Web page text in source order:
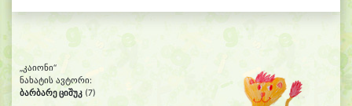
„კაიონი“
ნახატის ავტორი:
ბარბარე ციშუკ (7)